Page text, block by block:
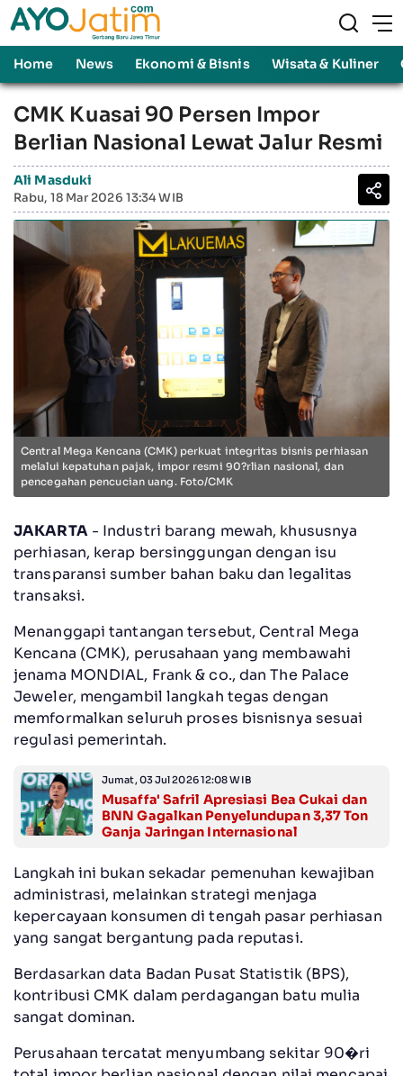
Home News Ekonomi & Bisnis Wisata & Kuliner
CMK Kuasai 90 Persen Impor
Berlian Nasional Lewat Jalur Resmi
Ali Masduki
Rabu, 18 Mar 2026 13:34 WIB
Central Mega Kencana (CMK) perkuat integritas bisnis perhiasan
melalui kepatuhan pajak, impor resmi 90?rlian nasional, dan
pencegahan pencucian uang. Foto/CMK
JAKARTA- Industri barang mewah, khususnya
perhiasan, kerap bersinggungan dengan isu
transparansi sumber bahan baku dan legalitas
transaksi.
Menanggapi tantangan tersebut, Central Mega
Kencana (CMK), perusahaan yang membawahi
jenama MONDIAL, Frank & co., dan The Palace
Jeweler, mengambil langkah tegas dengan
memformalkan seluruh proses bisnisnya sesuai
regulasi pemerintah.
Jumat, 03 Jul 2026 12:08 WIB
Musaffa' Safril Apresiasi Bea Cukai dan
BNN Gagalkan Penyelundupan 3,37 Ton
Ganja Jaringan Internasional
Langkah ini bukan sekadar pemenuhan kewajiban
administrasi, melainkan strategi menjaga
kepercayaan konsumen di tengah pasar perhiasan
yang sangat bergantung pada reputasi.
Berdasarkan data Badan Pusat Statistik (BPS),
kontribusi CMK dalam perdagangan batu mulia
sangat dominan.
Perusahaan tercatat menyumbang sekitar 90�ri